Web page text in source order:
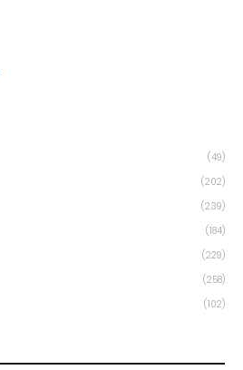
(49)
(202)
(239)
(184)
(229)
(258)
(102)